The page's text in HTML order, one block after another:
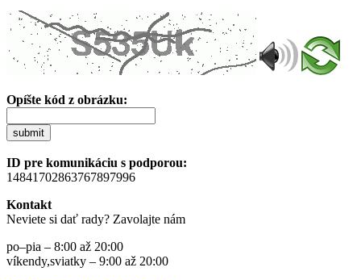
Opíšte kód z obrázku:
submit
ID pre komunikáciu s podporou:
14841702863767897996
Kontakt
Neviete si dať rady? Zavolajte nám
po–pia – 8:00 až 20:00
víkendy,sviatky – 9:00 až 20:00